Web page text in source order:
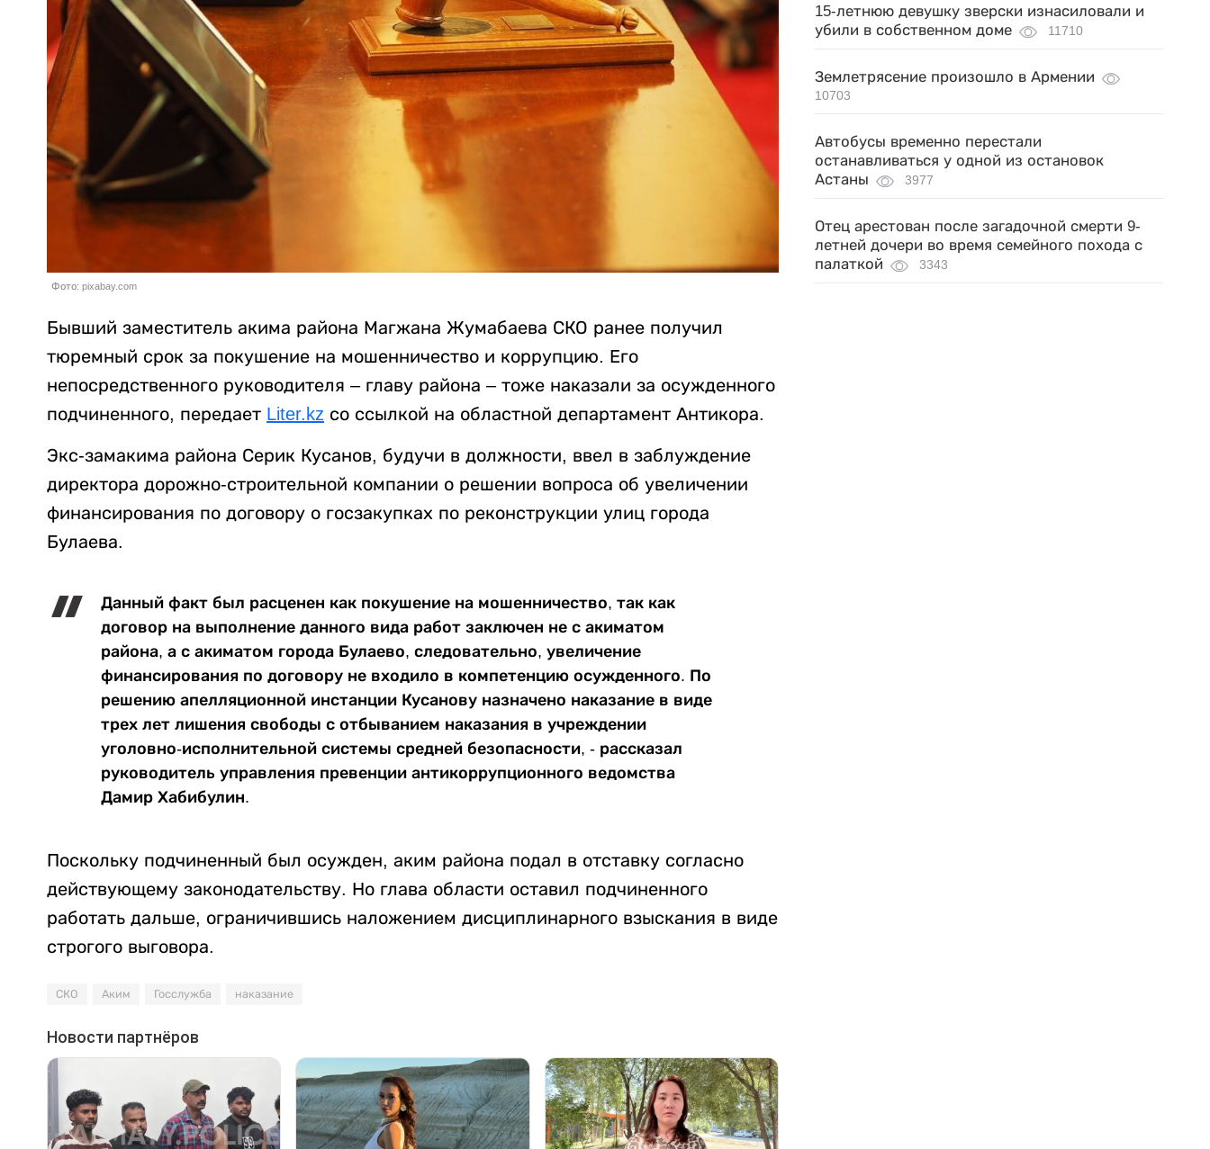
Фото: pixabay.com
Бывший заместитель акима района Магжана Жумабаева СКО ранее получил
тюремный срок за покушение на мошенничество и коррупцию. Его
непосредственного руководителя – главу района – тоже наказали за осужденного
подчиненного, передает Liter.kz со ссылкой на областной департамент Антикора.
Экс-замакима района Серик Кусанов, будучи в должности, ввел в заблуждение
директора дорожно-строительной компании о решении вопроса об увеличении
финансирования по договору о госзакупках по реконструкции улиц города
Булаева.
Данный факт был расценен как покушение на мошенничество, так как
договор на выполнение данного вида работ заключен не с акиматом
района, а с акиматом города Булаево, следовательно, увеличение
финансирования по договору не входило в компетенцию осужденного. По
решению апелляционной инстанции Кусанову назначено наказание в виде
трех лет лишения свободы с отбыванием наказания в учреждении
уголовно-исполнительной системы средней безопасности, - рассказал
руководитель управления превенции антикоррупционного ведомства
Дамир Хабибулин.
Поскольку подчиненный был осужден, аким района подал в отставку согласно
действующему законодательству. Но глава области оставил подчиненного
работать дальше, ограничившись наложением дисциплинарного взыскания в виде
строгого выговора.
СКО Аким Госслужба наказание
15-летнюю девушку зверски изнасиловали и
убили в собственном доме
11710
Землетрясение произошло в Армении
10703
Автобусы временно перестали
останавливаться у одной из остановок
Астаны
3977
Отец арестован после загадочной смерти 9-
летней дочери во время семейного похода с
палаткой
3343